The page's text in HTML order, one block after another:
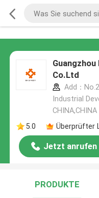
Co.Ltd
Add：
Industrial
CHINA,CHINA
5.0
Überprüfter
Jetzt anrufen
PRODUKTE